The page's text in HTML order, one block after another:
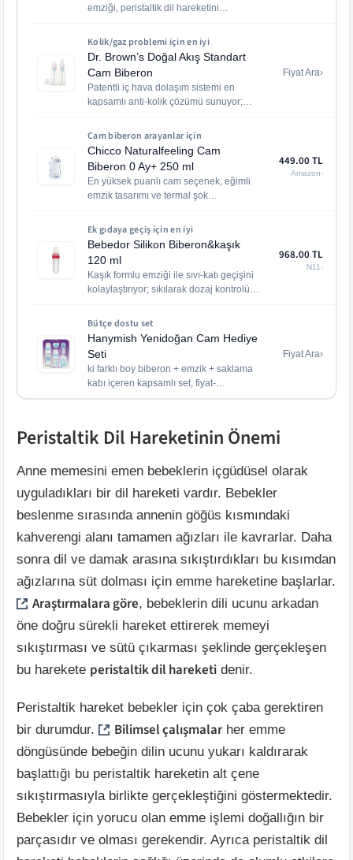
emziği, peristaltik dil hareketini
önlüyor.
Kolik/gaz problemi i̇çin en i̇yi
Dr. Brown’s Doğal Akış Standart
Cam Biberon
Patentli iç hava dolaşım sistemi en
kapsamlı anti-kolik çözümü sunuyor;
kanıtlanmış.
Fiyat Ara›
Cam biberon arayanlar i̇çin
Chicco Naturalfeeling Cam
Biberon 0 Ay+ 250 ml
En yüksek puanlı cam seçenek, eğimli
emzik tasarımı ve termal şok
449.00TL
Amazon›
Ek gıdaya geçiş i̇çin en i̇yi
Bebedor Silikon Biberon&kaşık
120 ml
Kaşık formlu emziği ile sıvı-katı geçişini
kolaylaştırıyor; sıkılarak dozaj kontrolü
968.00TL
N11 ›
Bütçe dostu set
Hanymish Yenidoğan Cam Hediye
Seti
ki farklı boy biberon + emzik + saklama
kabı içeren kapsamlı set, fiyat-
performans lideri.
Fiyat Ara›
Peristaltik Dil Hareketinin Önemi
Anne memesini emen bebeklerin içgüdüsel olarak
uyguladıkları bir dil hareketi vardır. Bebekler
beslenme sırasında annenin göğüs kısmındaki
kahverengi alanı tamamen ağızları ile kavrarlar. Daha
sonra dil ve damak arasına sıkıştırdıkları bu kısımdan
ağızlarına süt dolması için emme hareketine başlarlar.
Araştırmalara göre, bebeklerin dili ucunu arkadan
öne doğru sürekli hareket ettirerek memeyi
sıkıştırması ve sütü çıkarması şeklinde gerçekleşen
bu harekete peristaltik dil hareketi denir.
Peristaltik hareket bebekler için çok çaba gerektiren
bir durumdur.
Bilimsel çalışmalarher emme
döngüsünde bebeğin dilin ucunu yukarı kaldırarak
başlattığı bu peristaltik hareketin alt çene
sıkıştırmasıyla birlikte gerçekleştiğini göstermektedir.
Bebekler için yorucu olan emme işlemi doğallığın bir
parçasıdır ve olması gerekendir. Ayrıca peristaltik dil